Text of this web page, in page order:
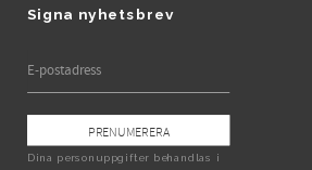
Signa nyhetsbrev
PRENUMERERA
Dina personuppgifter behandlas i